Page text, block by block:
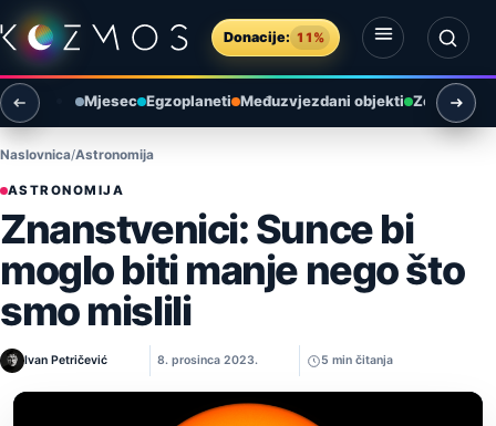
Preskoči na sadržaj
Donacije: 11%
Otvori izbornik
Otvori pretragu
Mjesec Egzoplaneti Međuzvjezdani objekti Zemlja i
Naslovnica Astronomija
ASTRONOMIJA
Znanstvenici: Sunce bi
moglo biti manje nego što
smo mislili
Ivan Petričević 8. prosinca 2023. 5 min čitanja